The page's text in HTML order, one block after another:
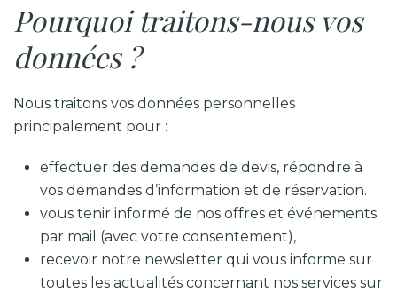
Pourquoi traitons-nous vos
données ?
Nous traitons vos données personnelles
principalement pour :
effectuer des demandes de devis, répondre à
vos demandes d ’information et de réservation.
vous tenir informé de nos offres et événements
par mail (avec votre consentement),
recevoir notre newsletter qui vous informe sur
toutes les actualités concernant nos services sur